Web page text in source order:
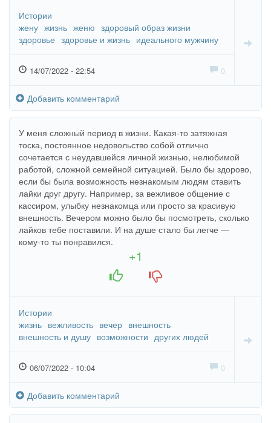
Истории
жену жизнь женю здоровый образ жизни
здоровье здоровье и жизнь идеального мужчину
14/07/2022 - 22:54 0
Добавить комментарий
У меня сложный период в жизни. Какая-то затяжная
тоска, постоянное недовольство собой отлично
сочетается с неудавшейся личной жизнью, нелюбимой
работой, сложной семейной ситуацией. Было бы здорово,
если бы была возможность незнакомым людям ставить
лайки друг другу. Например, за вежливое общение с
кассиром, улыбку незнакомца или просто за красивую
внешность. Вечером можно было бы посмотреть, сколько
лайков тебе поставили. И на душе стало бы легче —
кому-то ты понравился.
+1
Истории
жизнь вежливость вечер внешность
внешность и душу возможности других людей
06/07/2022 - 10:04 0
Добавить комментарий